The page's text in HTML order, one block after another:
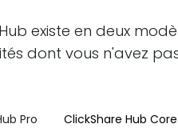
existe en deux
dont vous n'avez
Pro ClickShare Hub Core